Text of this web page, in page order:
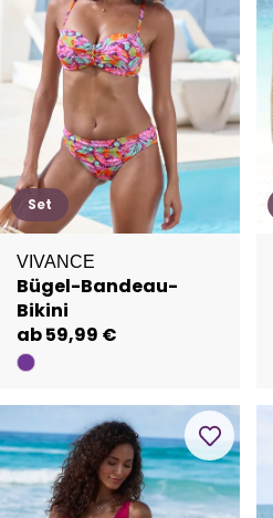
Set
VIVANCE
Bügel-Bandeau-
Bikini
ab 59,99 €